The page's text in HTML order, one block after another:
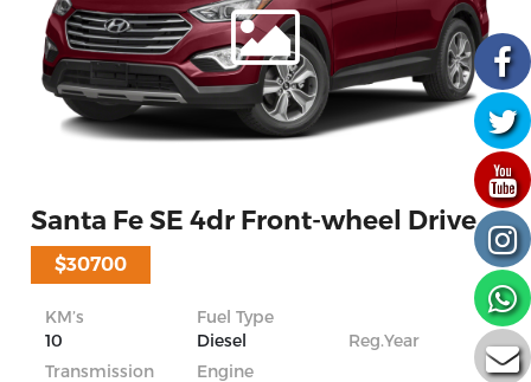
Santa Fe SE 4dr Front-wheel Drive
$30700
KM’s
10
Fuel Type
Diesel
Reg.Year
Transmission
Engine